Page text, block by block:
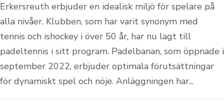
Erkersreuth erbjuder en idealisk miljö för spelare på
alla nivåer. Klubben, som har varit synonym med
tennis och ishockey i över 50 år, har nu lagt till
padeltennis i sitt program. Padelbanan, som öppnade i
september 2022, erbjuder optimala förutsättningar
för dynamiskt spel och nöje. Anläggningen har...